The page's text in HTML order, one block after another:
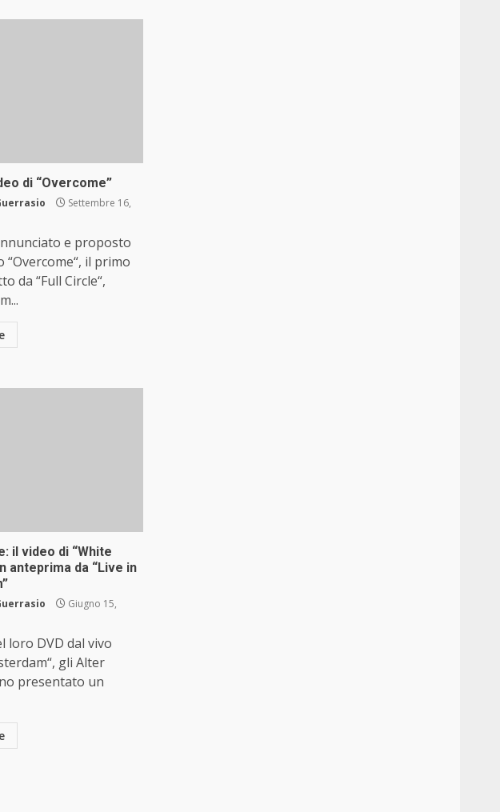
di “Overcome”
Settembre 16,
e proposto
“Overcome“, il primo
da “Full Circle“,
il video di “White
anteprima da “Live in
Giugno 15,
loro DVD dal vivo
gli Alter
presentato un